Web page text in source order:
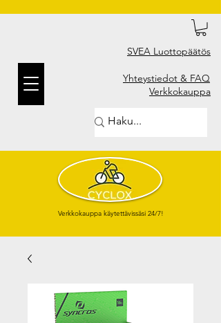
SVEA Luottopäätös
Yhteystiedot & FAQ
Verkkokauppa
Verkkokauppa käytettävissäsi 24/7!